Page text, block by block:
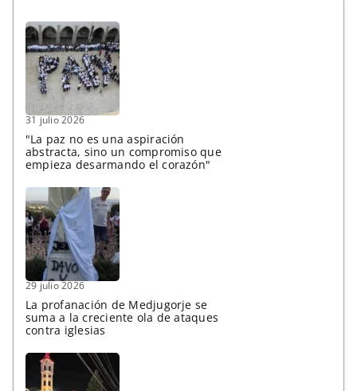
31 julio 2026
"La paz no es una aspiración
abstracta, sino un compromiso que
empieza desarmando el corazón"
29 julio 2026
La profanación de Medjugorje se
suma a la creciente ola de ataques
contra iglesias